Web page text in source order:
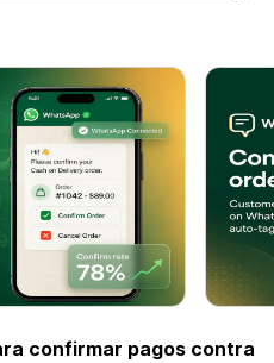
confirmar pagos contra